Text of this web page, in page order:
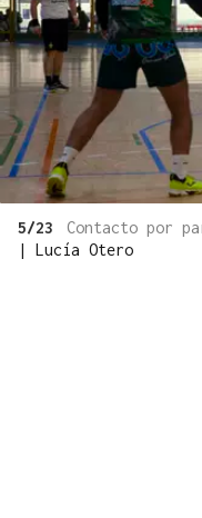
5/23
Contacto por
| Lucía Otero